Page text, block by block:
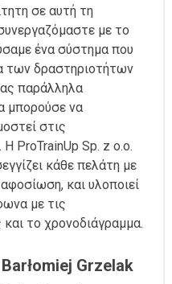
σε αυτή τη
με το
ένα σύστημα που
των δραστηριοτήτων
παράλληλα
μπορούσε να
στις
ProTrainUp Sp. z o.o.
κάθε πελάτη με
και υλοποιεί
με τις
το χρονοδιάγραμμα.
Barłomiej Grzelak